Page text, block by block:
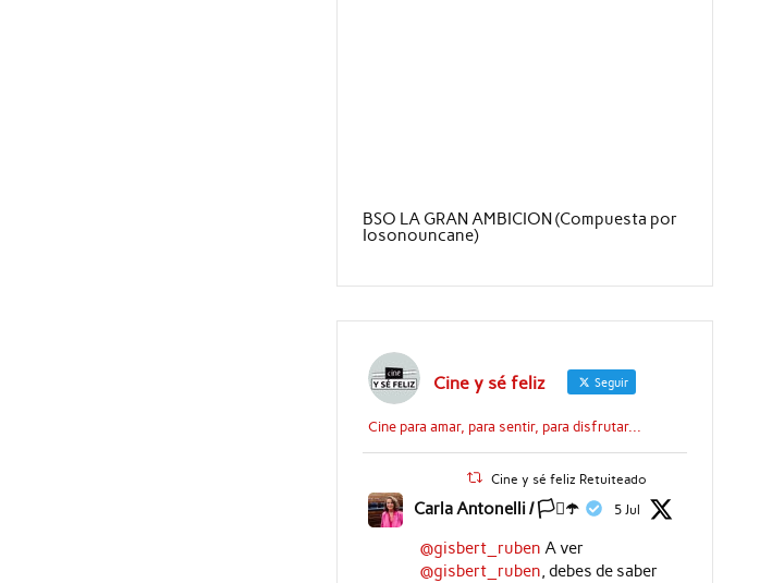
BSO LA GRAN AMBICION (Compuesta por
Iosonouncane)
Cine y sé feliz Seguir
Cine para amar, para sentir, para disfrutar...
Cine y sé feliz Retuiteado
Carla Antonelli / 🏳️‍⚧️☂️ 5 Jul
@gisbert_ruben A ver
@gisbert_ruben, debes de saber